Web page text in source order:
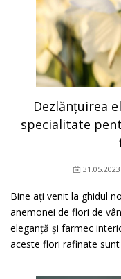
Dezlănțuirea
specialitate
31.05.2023
Bine ați venit la ghidul
anemonei de flori de
eleganță și farmec
aceste flori rafinate